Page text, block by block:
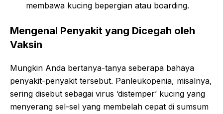
membawa kucing bepergian atau boarding.
Mengenal Penyakit yang Dicegah oleh
Vaksin
Mungkin Anda bertanya-tanya seberapa bahaya
penyakit-penyakit tersebut. Panleukopenia, misalnya,
sering disebut sebagai virus ‘distemper’ kucing yang
menyerang sel-sel yang membelah cepat di sumsum